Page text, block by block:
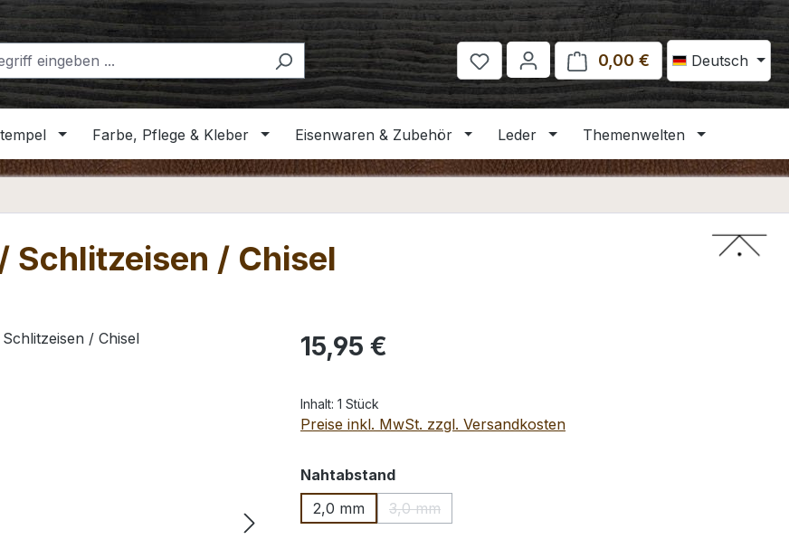
Deutsch
0,00 € Warenkorb
Farbe, Pflege & Kleber Eisenwaren & Zubehör Leder Themenwelten
Schlitzeisen / Chisel
Regulärer Preis:
15,95 €
Inhalt: 1 Stück
Preise inkl. MwSt. zzgl. Versandkosten
Nahtabstandauswählen
2,0 mm
3,0 mm
(Diese Option ist zurzeit nicht verfügbar.)